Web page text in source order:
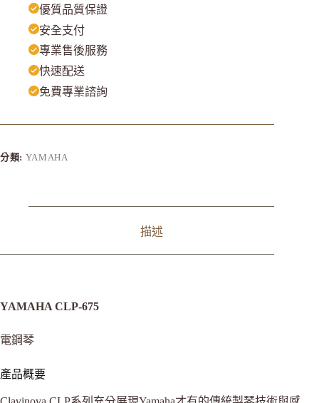
優質品質保證
安全支付
專業售後服務
快速配送
免費專業諮詢
分類: YAMAHA
描述
YAMAHA CLP-675
電鋼琴
產品概要